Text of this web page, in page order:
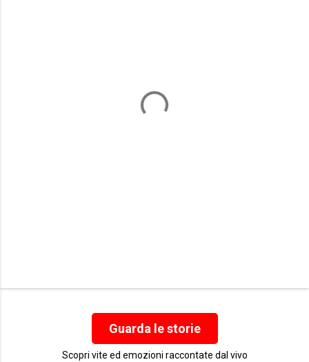
Guarda le storie
Scopri vite ed emozioni raccontate dal vivo